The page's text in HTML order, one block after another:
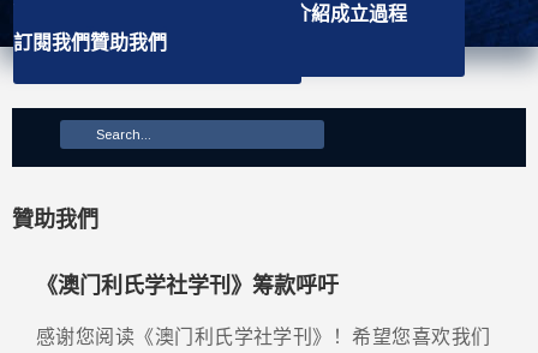
會徽介紹成立過程
訂閱我們贊助我們
贊助我們
《澳门利氏学社学刊》筹款呼吁
感谢您阅读《澳门利氏学社学刊》！希望您喜欢我们